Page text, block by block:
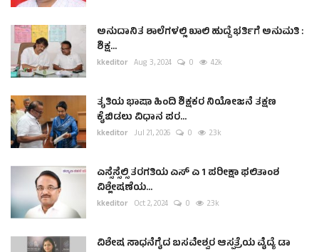
ಅನುದಾನಿತ ಶಾಲೆಗಳಲ್ಲಿ ಖಾಲಿ ಹುದ್ದೆ ಭರ್ತಿಗೆ ಅನುಮತಿ :
ಶಿಕ್ಷ...
kkeditor Aug 3, 2024 0 4.2k
ತೃತಿಯ ಭಾಷಾ ಹಿಂದಿ ಶಿಕ್ಷಕರ ನಿಯೋಜನೆ ತಕ್ಷಣ
ಕೈಬಿಡಲು ವಿಧಾನ ಪರ...
kkeditor Jul 21, 2026 0 2.3k
ಎಸ್ಸೆಸ್ಸೆಲ್ಸಿ ತರಗತಿಯ ಎಸ್ ಎ 1 ಪರೀಕ್ಷಾ ಫಲಿತಾಂಶ
ವಿಶ್ಲೇಷಣೆಯ...
kkeditor Oct 2, 2024 0 2.3k
ವಿಶೇಷ ಸಾಧನೆಗೈದ ಬಸವೇಶ್ವರ ಆಸ್ಪತ್ರೆಯ ವೈದ್ಯೆ ಡಾ